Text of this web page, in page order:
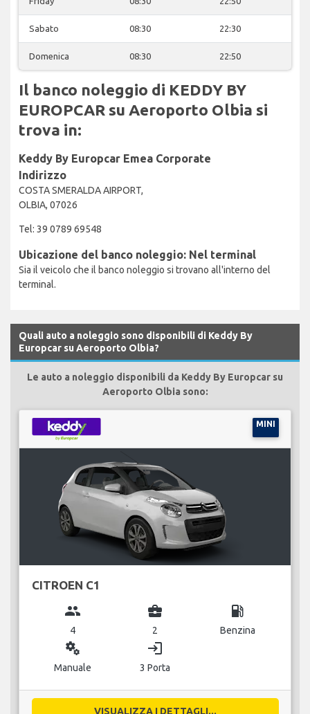
Sabato 08:30 22:30
Domenica 08:30 22:50
Il banco noleggio di KEDDY BY
EUROPCAR su Aeroporto Olbia si
trova in:
Keddy By Europcar Emea Corporate
Indirizzo
COSTA SMERALDA AIRPORT,
OLBIA, 07026
Tel: 39 0789 69548
Ubicazione del banco noleggio: Nel terminal
Sia il veicolo che il banco noleggio si trovano all'interno del
terminal.
Quali auto a noleggio sono disponibili di Keddy By
Europcar su Aeroporto Olbia?
Le auto a noleggio disponibili da Keddy By Europcar su
Aeroporto Olbia sono:
MINI
CITROEN C1
group
4
business_center
2
local_gas_station
Benzina
miscellaneous_services
Manuale
login
3 Porta
VISUALIZZA I DETTAGLI...